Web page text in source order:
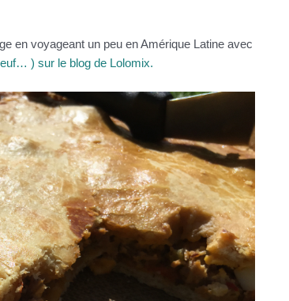
en voyageant un peu en Amérique Latine avec
) sur le blog de Lolomix.